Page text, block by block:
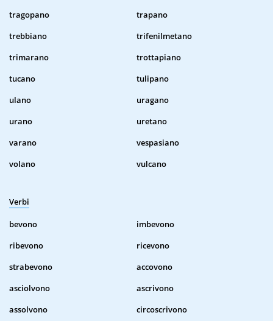
tragopano
trapano
trebbiano
trifenilmetano
trimarano
trottapiano
tucano
tulipano
ulano
uragano
urano
uretano
varano
vespasiano
volano
vulcano
Verbi
bevono
imbevono
ribevono
ricevono
strabevono
accovono
asciolvono
ascrivono
assolvono
circoscrivono